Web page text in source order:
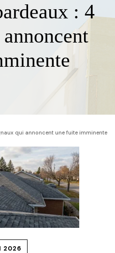
: 4
qui annoncent une fuite imminente
2026